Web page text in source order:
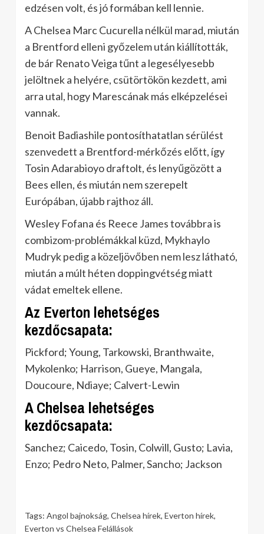
edzésen volt, és jó formában kell lennie.
A Chelsea Marc Cucurella nélkül marad, miután
a Brentford elleni győzelem után kiállították,
de bár Renato Veiga tűnt a legesélyesebb
jelöltnek a helyére, csütörtökön kezdett, ami
arra utal, hogy Marescának más elképzelései
vannak.
Benoit Badiashile pontosíthatatlan sérülést
szenvedett a Brentford-mérkőzés előtt, így
Tosin Adarabioyo draftolt, és lenyűgözött a
Bees ellen, és miután nem szerepelt
Európában, újabb rajthoz áll.
Wesley Fofana és Reece James továbbra is
combizom-problémákkal küzd, Mykhaylo
Mudryk pedig a közeljövőben nem lesz látható,
miután a múlt héten doppingvétség miatt
vádat emeltek ellene.
Az Everton lehetséges
kezdőcsapata:
Pickford; Young, Tarkowski, Branthwaite,
Mykolenko; Harrison, Gueye, Mangala,
Doucoure, Ndiaye; Calvert-Lewin
A Chelsea lehetséges
kezdőcsapata:
Sanchez; Caicedo, Tosin, Colwill, Gusto; Lavia,
Enzo; Pedro Neto, Palmer, Sancho; Jackson
Tags: Angol bajnokság, Chelsea hírek, Everton hírek,
Everton vs Chelsea Felállások